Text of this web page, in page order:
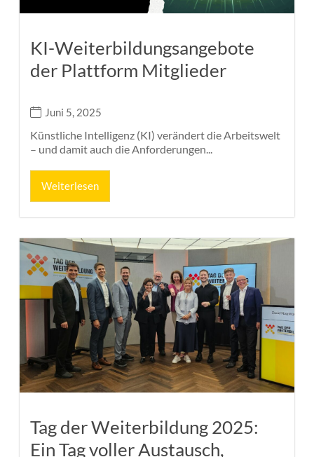
KI-Weiterbildungsangebote
der Plattform Mitglieder
Juni 5, 2025
Künstliche Intelligenz (KI) verändert die Arbeitswelt
– und damit auch die Anforderungen...
Weiterlesen
Tag der Weiterbildung 2025:
Ein Tag voller Austausch,